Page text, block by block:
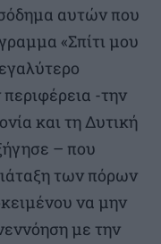
αυτών που
«Σπίτι μου
-την
και τη Δυτική
– που
των πόρων
να μην
με την